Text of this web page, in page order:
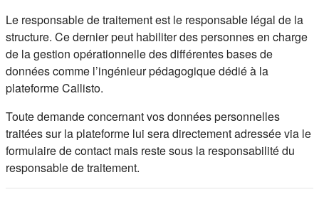
Le responsable de traitement est le responsable légal de la
structure. Ce dernier peut habiliter des personnes en charge
de la gestion opérationnelle des différentes bases de
données comme l’ingénieur pédagogique dédié à la
plateforme Callisto.
Toute demande concernant vos données personnelles
traitées sur la plateforme lui sera directement adressée via le
formulaire de contact mais reste sous la responsabilité du
responsable de traitement.